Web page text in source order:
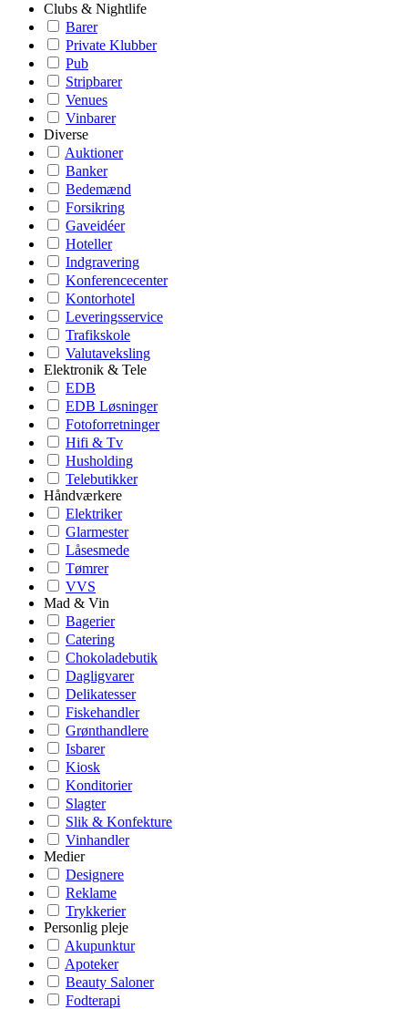
Clubs & Nightlife
Barer
Private Klubber
Pub
Stripbarer
Venues
Vinbarer
Diverse
Auktioner
Banker
Bedemænd
Forsikring
Gaveidéer
Hoteller
Indgravering
Konferencecenter
Kontorhotel
Leveringsservice
Trafikskole
Valutaveksling
Elektronik & Tele
EDB
EDB Løsninger
Fotoforretninger
Hifi & Tv
Husholding
Telebutikker
Håndværkere
Elektriker
Glarmester
Låsesmede
Tømrer
VVS
Mad & Vin
Bagerier
Catering
Chokoladebutik
Dagligvarer
Delikatesser
Fiskehandler
Grønthandlere
Isbarer
Kiosk
Konditorier
Slagter
Slik & Konfekture
Vinhandler
Medier
Designere
Reklame
Trykkerier
Personlig pleje
Akupunktur
Apoteker
Beauty Saloner
Fodterapi